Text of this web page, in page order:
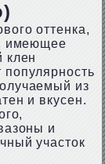
оттенка,
имеющее
клен
из
и вкусен.
и
участок